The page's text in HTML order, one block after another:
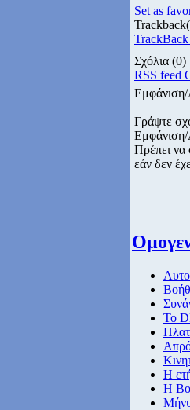
Set as
Trackback
Σχόλια (0)
RSS feed
Γράψτε
Πρέπει να
εάν δεν
Το
Η
Η